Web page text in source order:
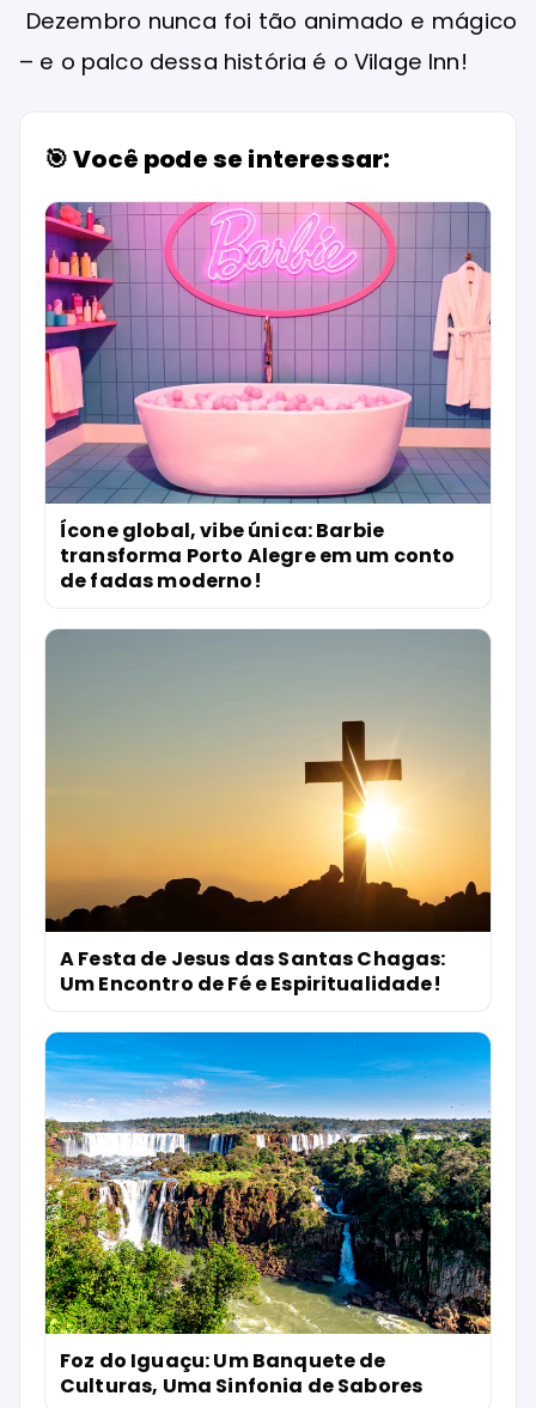
Dezembro nunca foi tão animado e mágico
– e o palco dessa história é o Vilage Inn!
🎯 Você pode se interessar:
Ícone global, vibe única: Barbie
transforma Porto Alegre em um conto
de fadas moderno!
A Festa de Jesus das Santas Chagas:
Um Encontro de Fé e Espiritualidade!
Foz do Iguaçu: Um Banquete de
Culturas, Uma Sinfonia de Sabores